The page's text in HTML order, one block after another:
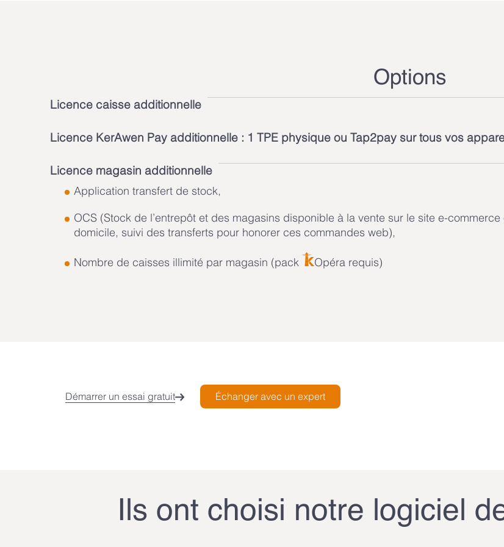
Options
Licence caisse additionnelle
Licence KerAwen Pay additionnelle : 1 TPE physique ou Tap2pay sur tous vos
Licence magasin additionnelle
Application transfert de stock,
OCS (Stock de l’entrepôt et des magasins disponible à la vente sur le site e-
domicile, suivi des transferts pour honorer ces commandes web),
Nombre de caisses illimité par magasin (pack Opéra requis)
Démarrer un essai gratuit Échanger avec un expert
Ils ont choisi notre logiciel